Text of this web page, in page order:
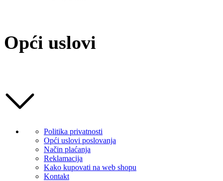
Opći uslovi
Politika privatnosti
Opći uslovi poslovanja
Način plaćanja
Reklamacija
Kako kupovati na web shopu
Kontakt